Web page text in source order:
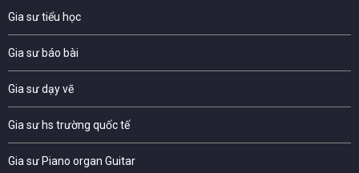
Gia sư tiểu học
Gia sư báo bài
Gia sư dạy vẽ
Gia sư hs trường quốc tế
Gia sư Piano organ Guitar